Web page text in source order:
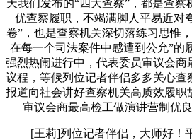
天我们发布的“四大查察”，都是查察
优查察履职，不竭满脚人平易近对
卷”，也是查察机关深切落练习思惟
在每一个司法案件中感遭到公允”的
强烈热闹进行中，代表委员审议会商
议程，等候列位记者伴侣多多关心查
报道向社会讲好查察机关高质效履职
审议会商最高检工做演讲营制优良
[王莉]列位记者伴侣，大师好！